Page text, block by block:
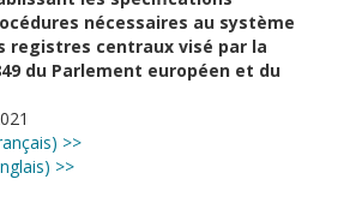
nécessaires au système
registres centraux visé par la
du Parlement européen et du
>>
>>